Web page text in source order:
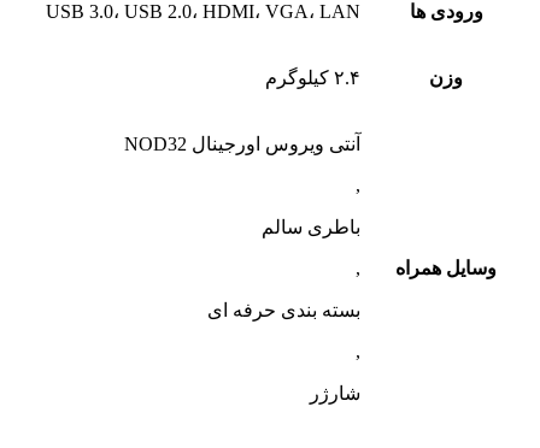
ورودی ها USB 3.0، USB 2.0، HDMI، VGA، LAN
وزن ۲.۴ کیلوگرم
وسایل همراه
آنتی ویروس اورجینال NOD32
,
باطری سالم
,
بسته بندی حرفه ای
,
شارژر